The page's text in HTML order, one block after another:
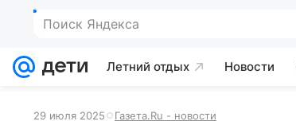
Летний отдых Новости
29 июля 2025 Газета.Ru - новости